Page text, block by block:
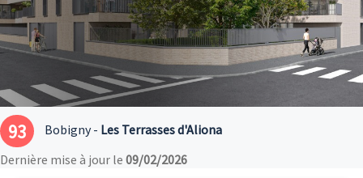
93 Bobigny - Les Terrasses d'Aliona
Dernière mise à jour le 09/02/2026